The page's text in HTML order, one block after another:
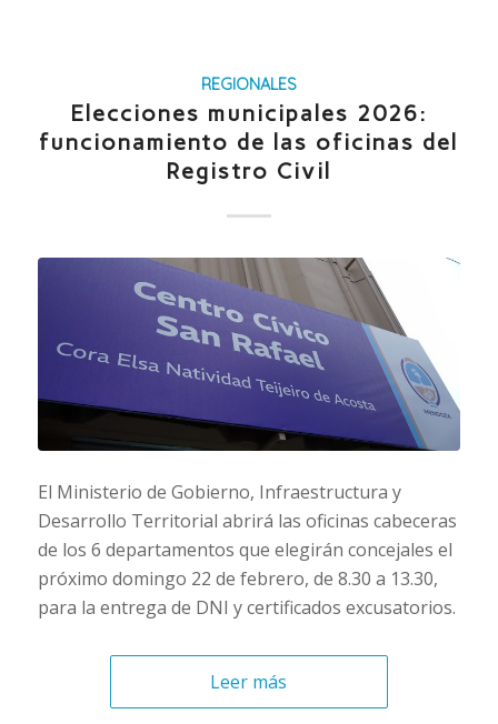
REGIONALES
Elecciones municipales 2026:
funcionamiento de las oficinas del
Registro Civil
El Ministerio de Gobierno, Infraestructura y
Desarrollo Territorial abrirá las oficinas cabeceras
de los 6 departamentos que elegirán concejales el
próximo domingo 22 de febrero, de 8.30 a 13.30,
para la entrega de DNI y certificados excusatorios.
Leer más